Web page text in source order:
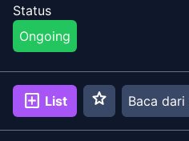
celana dulu. —Kehidupan
seorang mantan mesin
depan yang pada dasarnya
monster.
Status
Ongoing
add_box List star Baca dari